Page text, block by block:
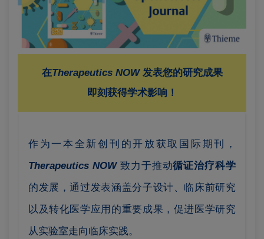
在Therapeutics NOW 发表您的研究成果
即刻获得学术影响！
作为一本全新创刊的开放获取国际期刊，
Therapeutics NOW 致力于推动循证治疗科学
的发展，通过发表涵盖分子设计、临床前研究
以及转化医学应用的重要成果，促进医学研究
从实验室走向临床实践。